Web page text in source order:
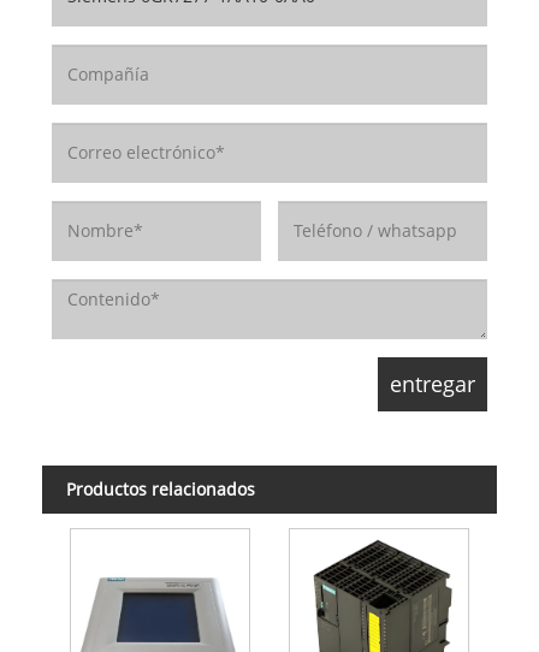
Productos relacionados